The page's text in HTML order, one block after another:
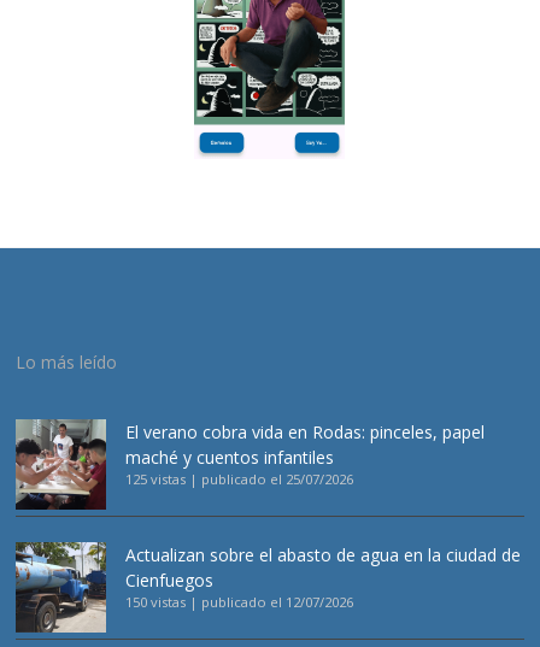
Lo más leído
El verano cobra vida en Rodas: pinceles, papel
maché y cuentos infantiles
125 vistas | publicado el 25/07/2026
Actualizan sobre el abasto de agua en la ciudad de
Cienfuegos
150 vistas | publicado el 12/07/2026